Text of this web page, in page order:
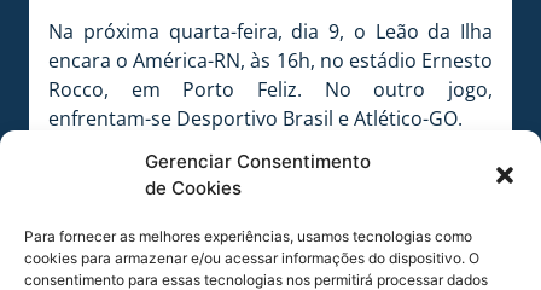
Gerenciar Consentimento
de Cookies
Para fornecer as melhores experiências, usamos tecnologias como
cookies para armazenar e/ou acessar informações do dispositivo. O
consentimento para essas tecnologias nos permitirá processar dados
Na próxima quarta-feira, dia 9, o Leão da Ilha
encara o América-RN, às 16h, no estádio Ernesto
Rocco, em Porto Feliz. No outro jogo,
enfrentam-se Desportivo Brasil e Atlético-GO.
Foto: João Mesquita
COMPARTILHE ESSA NOTÍCIA